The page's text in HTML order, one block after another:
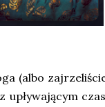
(albo